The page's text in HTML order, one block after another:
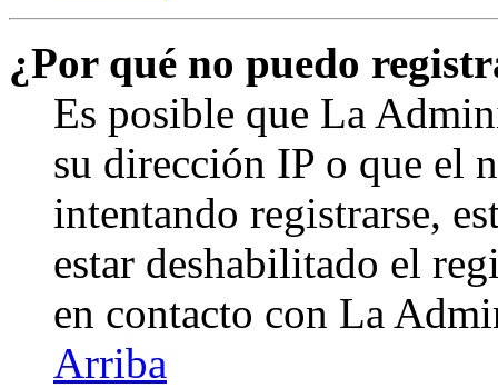
¿Por qué no puedo
Es posible que La
su dirección IP o que el
intentando registrarse,
estar deshabilitado el
en contacto con La
Arriba